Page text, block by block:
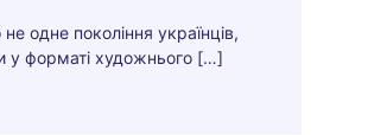
одне покоління українців,
у форматі художнього […]